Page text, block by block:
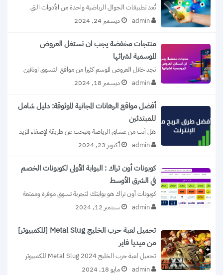
أحدثت ثورة في طريقة تفاعلنا مع...
admin ديسمبر 24, 2024
منتجات مخفضة يجب ان تستغل العروض
الموسمية لشرائها
والماركات توجهك لاكتشاف هذه الخصومات...
admin ديسمبر 18, 2024
أفضل مواقع الرهانات المجانية الموثوقة: دليل شامل
للمبتدئين
من الإثارة على متابعتك...
admin أكتوبر 23, 2024
كوبونات أون تراك : البوابة الأولى لكوبونات الخصم
في الشرق الأوسط
بلا حدود، سواء كنت تبحث...
admin سبتمبر 12, 2024
تحميل لعبة حرب الخليج Metal Slug [للكمبيوتر]
من ميديا فاير
من ميديا فاير بحجم صغير 73MB...
admin مايو 18, 2024